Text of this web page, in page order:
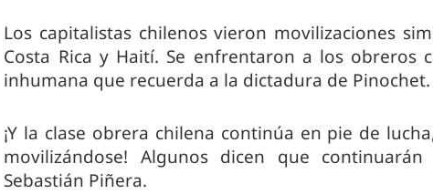
Los capitalistas chilenos vieron movilizaciones
Costa Rica y Haití. Se enfrentaron a los obreros
inhumana que recuerda a la dictadura de Pinochet.
¡Y la clase obrera chilena continúa en pie de
movilizándose! Algunos dicen que
Sebastián Piñera.